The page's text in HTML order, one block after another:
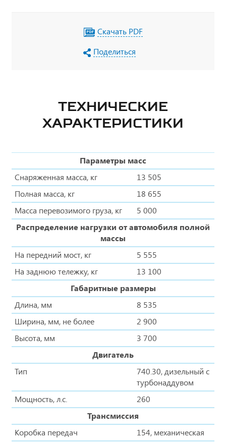
Скачать PDF
Поделиться
ТЕХНИЧЕСКИЕ
ХАРАКТЕРИСТИКИ
Параметры масс
Снаряженная масса, кг
13 505
Полная масса, кг
18 655
Масса перевозимого груза, кг
5 000
Распределение нагрузки от автомобиля полной
массы
На передний мост, кг
5 555
На заднюю тележку, кг
13 100
Габаритные размеры
Длина, мм
8 535
Ширина, мм, не более
2 900
Высота, мм
3 700
Двигатель
Тип
740.30, дизельный с
турбонаддувом
Мощность, л.с.
260
Трансмиссия
Коробка передач
154, механическая